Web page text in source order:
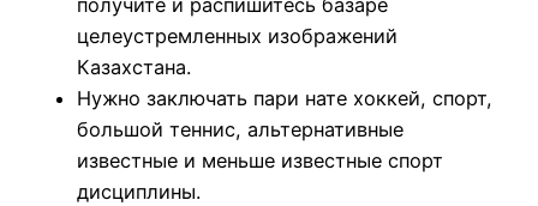
целеустремленных изображений
Казахстана.
Нужно заключать пари нате хоккей, спорт,
большой теннис, альтернативные
известные и меньше известные спорт
дисциплины.